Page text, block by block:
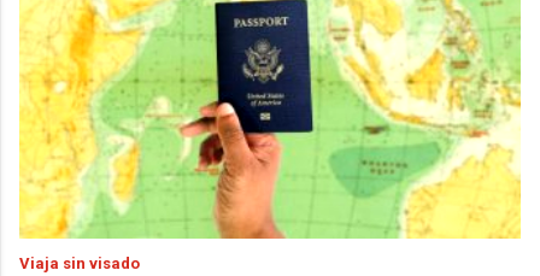
Viaja sin visado